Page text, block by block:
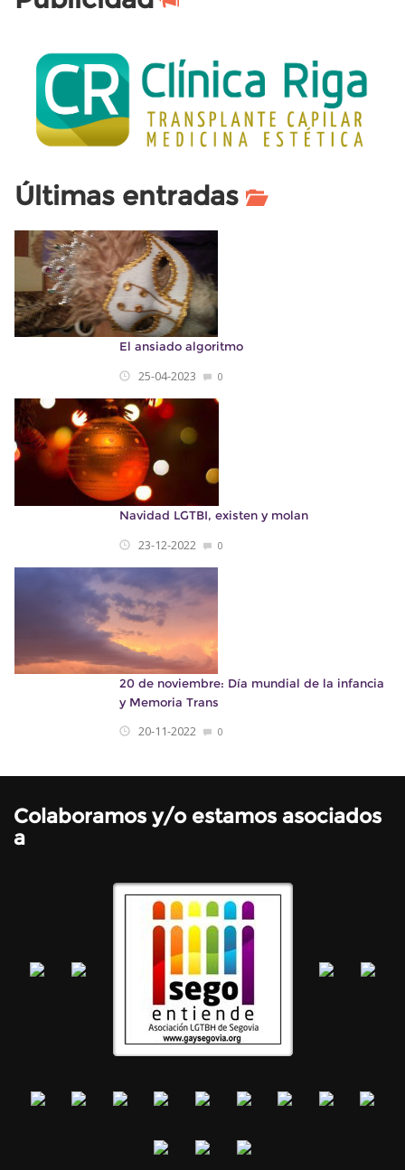
Últimas entradas
El ansiado algoritmo
25-04-2023 0
Navidad LGTBI, existen y molan
23-12-2022 0
20 de noviembre: Día mundial de la infancia
y Memoria Trans
20-11-2022 0
Colaboramos y/o estamos asociados
a